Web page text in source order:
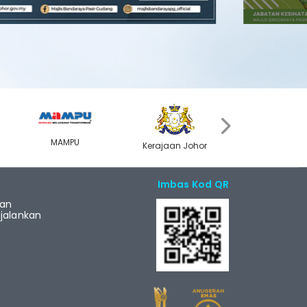
MAMPU Kerajaan Johor
Imbas Kod QR